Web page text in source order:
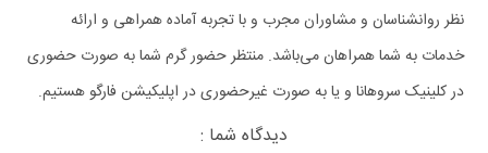
نظر روانشناسان و مشاوران مجرب و با تجربه آماده همراهی و ارائه
خدمات به شما همراهان می‌باشد. منتظر حضور گرم شما به صورت حضوری
در کلینیک سروهانا و یا به صورت غیرحضوری در اپلیکیشن فارگو هستیم.
دیدگاه شما :